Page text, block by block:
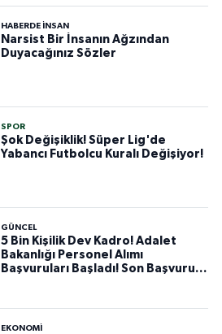
HABERDE INSAN
Narsist Bir İnsanın Ağzından
Duyacağınız Sözler
SPOR
Şok Değişiklik! Süper Lig'de
Yabancı Futbolcu Kuralı Değişiyor!
GÜNCEL
5 Bin Kişilik Dev Kadro! Adalet
Bakanlığı Personel Alımı
Başvuruları Başladı! Son Başvuru
EKONOMİ